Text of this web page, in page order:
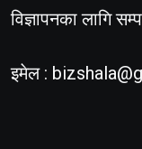
विज्ञापनका लागि
इमेल :